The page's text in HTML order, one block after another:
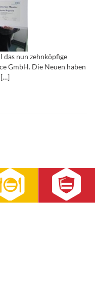
nun zehnköpfige
GmbH. Die Neuen haben
[…]